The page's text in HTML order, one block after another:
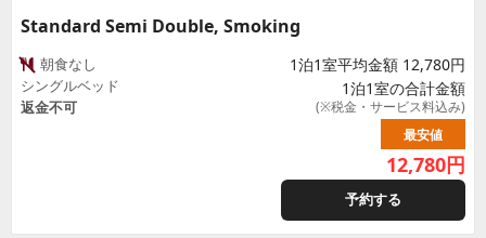
Standard Semi Double, Smoking
朝食なし
シングルベッド
返金不可
1泊1室平均金額 12,780円
1泊1室の合計金額
(※税金・サービス料込み)
最安値
12,780円
予約する